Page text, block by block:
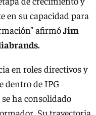
en su capacidad para
afirmóJim
en roles directivos y
dentro de IPG
ha consolidado
Su trayectoria